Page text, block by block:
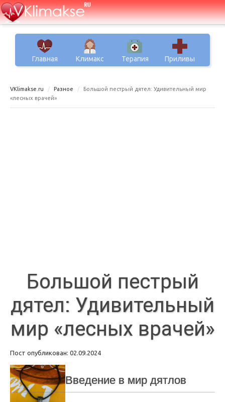
Главная Климакс Терапия Приливы
VKlimakse.ru Разное
Большой пестрый дятел: Удивительный мир
«лесных врачей»
Большой пестрый
дятел: Удивительный
мир «лесных врачей»
Пост опубликован: 02.09.2024
Введение в мир дятлов